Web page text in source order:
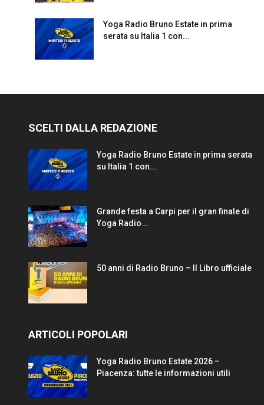
Yoga Radio Bruno Estate in prima
serata su Italia 1 con...
SCELTI DALLA REDAZIONE
Yoga Radio Bruno Estate in prima serata
su Italia 1 con...
Grande festa a Carpi per il gran finale di
Yoga Radio...
50 anni di Radio Bruno – Il Libro ufficiale
ARTICOLI POPOLARI
Yoga Radio Bruno Estate 2026 –
Piacenza: tutte le informazioni utili